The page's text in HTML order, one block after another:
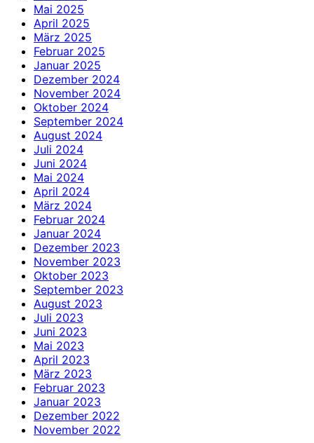
Mai 2025
April 2025
März 2025
Februar 2025
Januar 2025
Dezember 2024
November 2024
Oktober 2024
September 2024
August 2024
Juli 2024
Juni 2024
Mai 2024
April 2024
März 2024
Februar 2024
Januar 2024
Dezember 2023
November 2023
Oktober 2023
September 2023
August 2023
Juli 2023
Juni 2023
Mai 2023
April 2023
März 2023
Februar 2023
Januar 2023
Dezember 2022
November 2022